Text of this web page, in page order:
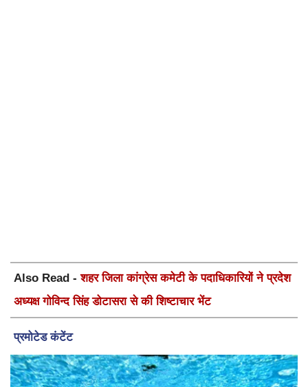
Also Read -शहर जिला कांग्रेस कमेटी के पदाधिकारियों ने प्रदेश
अध्यक्ष गोविन्द सिंह डोटासरा से की शिष्टाचार भेंट